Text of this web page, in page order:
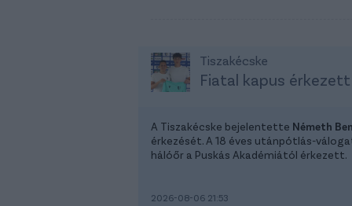
Tiszakécske
Fiatal kapus érkezett
A Tiszakécske bejelentette Németh
érkezését. A 18 éves utánpótlás-
hálóőr a Puskás Akadémiától érkezett.
2026-08-06 21:53